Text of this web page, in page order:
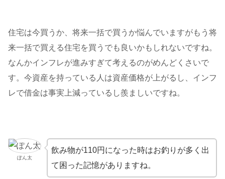
住宅は今買うか、将来一括で買うか悩んでいますがもう将
来一括で買える住宅を買うでも良いかもしれないですね。
なんかインフレが進みすぎて考えるのがめんどくさいで
す。今資産を持っている人は資産価格が上がるし、インフ
レで借金は事実上減っているし羨ましいですね。
ぽん太
飲み物が110円になった時はお釣りが多く出
て困った記憶がありますね。